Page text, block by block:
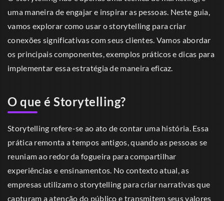
uma maneira de engajar e inspirar as pessoas. Neste guia,
vamos explorar como usar o storytelling para criar
conexões significativas com seus clientes. Vamos abordar
os principais componentes, exemplos práticos e dicas para
implementar essa estratégia de maneira eficaz.
O que é Storytelling?
Storytelling refere-se ao ato de contar uma história. Essa
prática remonta a tempos antigos, quando as pessoas se
reuniam ao redor da fogueira para compartilhar
experiências e ensinamentos. No contexto atual, as
empresas utilizam o storytelling para criar narrativas que
capturam a atenção do público e transmitem seus valores